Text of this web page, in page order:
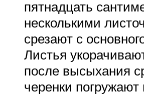
пятнадцать
несколькими
срезают с
Листья
после высыхания
черенки погружают